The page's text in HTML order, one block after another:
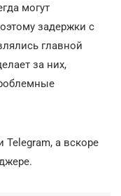
могут
задержки с
главной
за них,
Telegram, а вскоре